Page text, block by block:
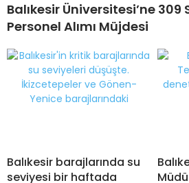
Balıkesir Üniversitesi’ne 309
Personel Alımı Müjdesi
Balıkesir barajlarında su
seviyesi bir haftada